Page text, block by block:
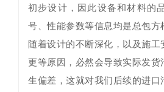
初步设计，因此设备和材料的
号、性能参数等信息均是总包方
随着设计的不断深化，以及施
更等原因，必然会导致实际发
生偏差，这就对我们后续的进口